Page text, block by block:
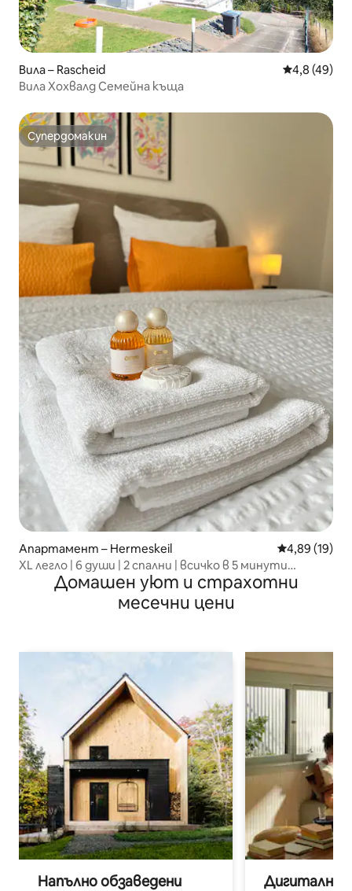
Вила – Rascheid Средна
4,8 (49)
Вила Хохвалд Семейна къща
Супердомакин
Супердомакин
Апартамент – Hermeskeil Средна
4,89 (19)
XL легло | 6 души | 2 спални | всичко в 5 минути
промянаДомашен уют и страхотни
месечни цени
Напълно обзаведени
Дигитални